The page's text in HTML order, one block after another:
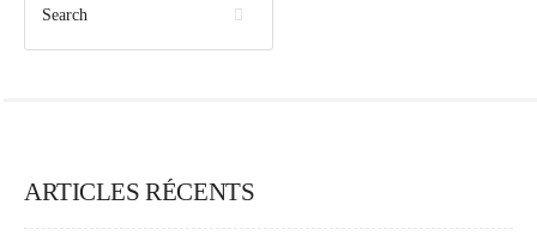
ARTICLES RÉCENTS